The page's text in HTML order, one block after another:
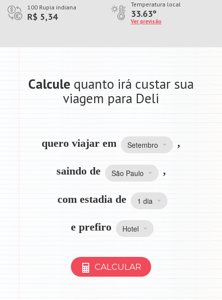
100 Rupia indiana
R$ 5,34
Temperatura local
33.63º
Ver previsão
Calcule quanto irá custar sua
viagem para Deli
quero viajar em Setembro ,
saindo de São Paulo ,
com estadia de 1 dia
e prefiro Hotel
CALCULAR